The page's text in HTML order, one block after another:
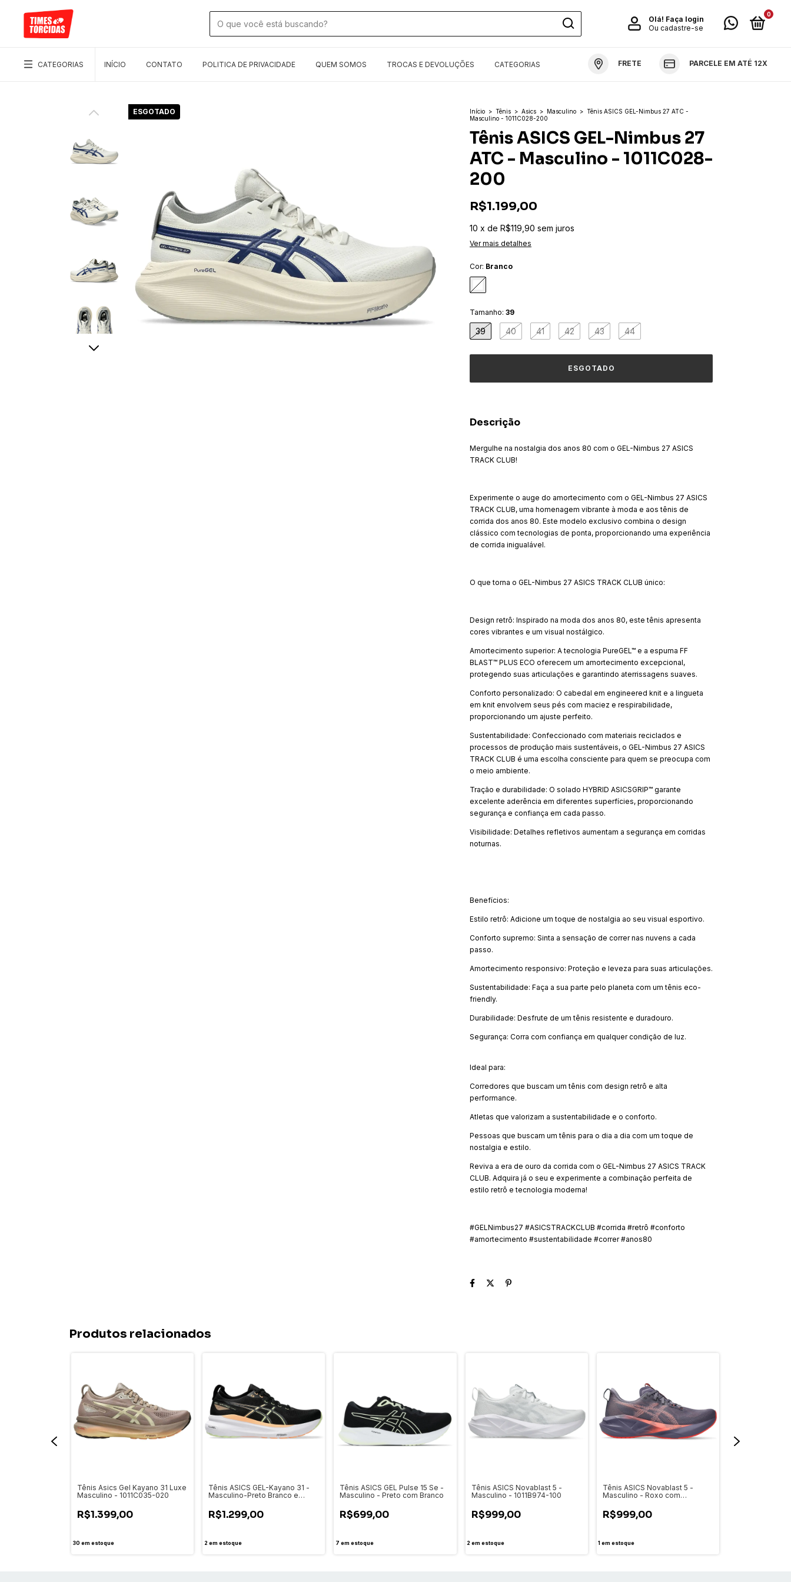
Olá! Faça login
Ou cadastre-se
0
CATEGORIAS INÍCIO CONTATO POLITICA DE PRIVACIDADE QUEM SOMOS TROCAS E DEVOLUÇÕES CATEGORIAS FRETE PARCELE EM ATÉ 12X
ESGOTADO Início > Tênis > Asics > Masculino > Tênis ASICS GEL-Nimbus 27 ATC -
Masculino - 1011C028-200
Tênis ASICS GEL-Nimbus 27
ATC - Masculino - 1011C028-
200
R$1.199,00
10 x de R$119,90 sem juros
Ver mais detalhes
Cor: Branco
Tamanho: 39
39 40 41 42 43 44
Descrição
Mergulhe na nostalgia dos anos 80 com o GEL-Nimbus 27 ASICS
TRACK CLUB!
Experimente o auge do amortecimento com o GEL-Nimbus 27 ASICS
TRACK CLUB, uma homenagem vibrante à moda e aos tênis de
corrida dos anos 80. Este modelo exclusivo combina o design
clássico com tecnologias de ponta, proporcionando uma experiência
de corrida inigualável.
O que torna o GEL-Nimbus 27 ASICS TRACK CLUB único:
Design retrô: Inspirado na moda dos anos 80, este tênis apresenta
cores vibrantes e um visual nostálgico.
Amortecimento superior: A tecnologia PureGEL™ e a espuma FF
BLAST™ PLUS ECO oferecem um amortecimento excepcional,
protegendo suas articulações e garantindo aterrissagens suaves.
Conforto personalizado: O cabedal em engineered knit e a lingueta
em knit envolvem seus pés com maciez e respirabilidade,
proporcionando um ajuste perfeito.
Sustentabilidade: Confeccionado com materiais reciclados e
processos de produção mais sustentáveis, o GEL-Nimbus 27 ASICS
TRACK CLUB é uma escolha consciente para quem se preocupa com
o meio ambiente.
Tração e durabilidade: O solado HYBRID ASICSGRIP™ garante
excelente aderência em diferentes superfícies, proporcionando
segurança e confiança em cada passo.
Visibilidade: Detalhes refletivos aumentam a segurança em corridas
noturnas.
Benefícios:
Estilo retrô: Adicione um toque de nostalgia ao seu visual esportivo.
Conforto supremo: Sinta a sensação de correr nas nuvens a cada
passo.
Amortecimento responsivo: Proteção e leveza para suas articulações.
Sustentabilidade: Faça a sua parte pelo planeta com um tênis eco-
friendly.
Durabilidade: Desfrute de um tênis resistente e duradouro.
Segurança: Corra com confiança em qualquer condição de luz.
Ideal para:
Corredores que buscam um tênis com design retrô e alta
performance.
Atletas que valorizam a sustentabilidade e o conforto.
Pessoas que buscam um tênis para o dia a dia com um toque de
nostalgia e estilo.
Reviva a era de ouro da corrida com o GEL-Nimbus 27 ASICS TRACK
CLUB. Adquira já o seu e experimente a combinação perfeita de
estilo retrô e tecnologia moderna!
#GELNimbus27 #ASICSTRACKCLUB #corrida #retrô #conforto
#amortecimento #sustentabilidade #correr #anos80
Produtos relacionados
Tênis Asics Gel Kayano 31 Luxe
Masculino - 1011C035-020
R$1.399,00
30 em estoque
Tênis ASICS GEL-Kayano 31 -
Masculino-Preto Branco e
R$1.299,00
2 em estoque
Tênis ASICS GEL Pulse 15 Se -
Masculino - Preto com Branco
R$699,00
7 em estoque
Tênis ASICS Novablast 5 -
Masculino - 1011B974-100
R$999,00
2 em estoque
Tênis ASICS Novablast 5 -
Masculino - Roxo com
R$999,00
1 em estoque